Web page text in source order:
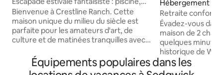
jacuzzi, bar clandestin
Bienvenue à Crestline Ranch. Cette
maison unique du milieu du siècle est
parfaite pour les amateurs d'art, de
culture et de matinées tranquilles avec
entier et des textiles chaleureux
donnent le ton, tandis qu'un bar
Hébergement ⋅
Retraite
centre-ville
Évadez-vous
maison de 2
quelques
historique de
escapade
adapté aux
Équipements populaires dans les